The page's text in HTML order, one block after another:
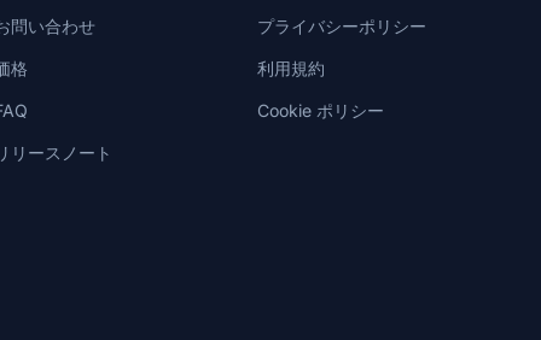
問い合わせ
格
リースノート
プライバシーポリシー
利用規約
Cookie ポリシー